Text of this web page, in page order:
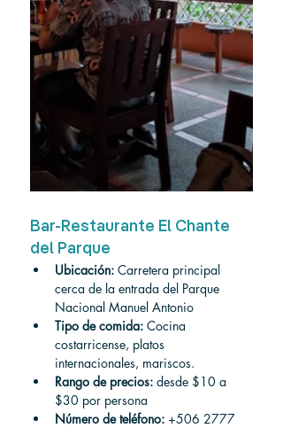
Bar-Restaurante El Chante
del Parque
Ubicación: Carretera principal
cerca de la entrada del Parque
Nacional Manuel Antonio
Tipo de comida: Cocina
costarricense, platos
internacionales, mariscos.
Rango de precios: desde $10 a
$30 por persona
Número de teléfono: +506 2777